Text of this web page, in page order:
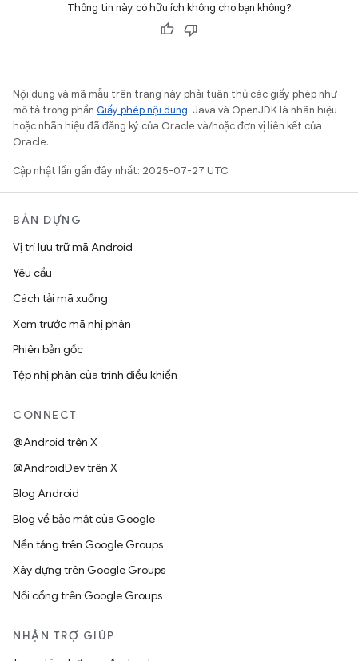
Thông tin này có hữu ích không cho bạn không?
Nội dung và mã mẫu trên trang này phải tuân thủ các giấy phép như
mô tả trong phần Giấy phép nội dung. Java và OpenJDK là nhãn hiệu
hoặc nhãn hiệu đã đăng ký của Oracle và/hoặc đơn vị liên kết của
Oracle.
Cập nhật lần gần đây nhất: 2025-07-27 UTC.
BẢN DỰNG
Vị trí lưu trữ mã Android
Yêu cầu
Cách tải mã xuống
Xem trước mã nhị phân
Phiên bản gốc
Tệp nhị phân của trình điều khiển
CONNECT
@Android trên X
@AndroidDev trên X
Blog Android
Blog về bảo mật của Google
Nền tảng trên Google Groups
Xây dựng trên Google Groups
Nối cổng trên Google Groups
NHẬN TRỢ GIÚP